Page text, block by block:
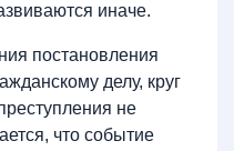
иначе.
постановления
делу, круг
не
что событие